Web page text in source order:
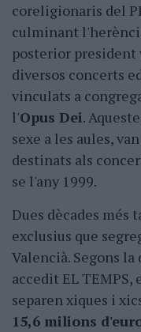
coreligionaris del
culminant
posterior president
diversos concerts
vinculats a
l'Opus Dei.
sexe a les aules,
destinats als
se l'any 1999.
Dues dècades més
exclusius que
Valencià. Segons
accedit EL TEMPS,
separen xiques i
15,6 milions